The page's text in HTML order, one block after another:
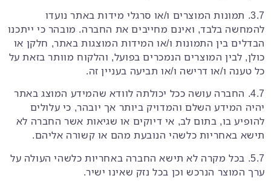
3.7. תמונות המוצרים ו/או סרגלי מידות באתר נועדו
להמחשה בלבד, ואינם מחייבים את החברה. מובהר כי ייתכנו
הבדלים בין התמונות ו/או המידות המוצגות באתר, חלקן או
כולן, לבין המוצרים הנמכרים בפועל, והלקוח מוותר בזאת על
כל טענה ו/או דרישה ו/או תביעה בעניין זה.
4.7. החברה עושה ככל יכולתה לוודא שהמידע המוצג באתר
יהיה המידע השלם והמדויק ביותר אך יובהר, כי עלולים
להופיע בו, בתום לב, אי דיוקים או שגיאות אשר החברה לא
תישא באחריות כלשהי הנובעת מהם או קשורה אליהם.
5.7. בכל מקרה לא תישא החברה באחריות כלשהי העולה על
ערך המוצר הנרכש וכן בכל נזק שאינו ישיר.